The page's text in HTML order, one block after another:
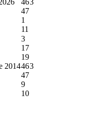
47
1
11
2014
3
17
19
46
47
9
10
3